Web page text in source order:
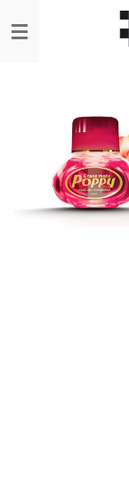
direct